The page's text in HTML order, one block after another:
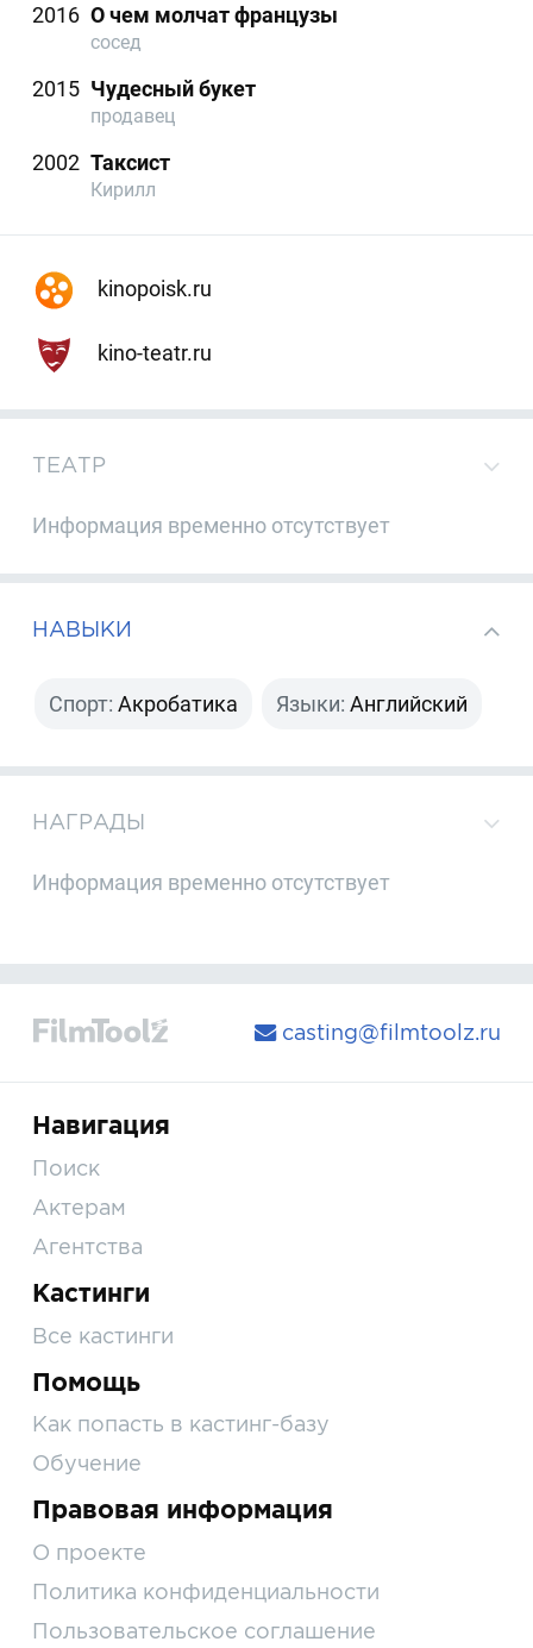
2016 О чем молчат французы
сосед
2015 Чудесный букет
продавец
2002 Таксист
Кирилл
kinopoisk.ru
kino-teatr.ru
ТЕАТР
Информация временно отсутствует
НАВЫКИ
Спорт: Акробатика Языки: Английский
НАГРАДЫ
Информация временно отсутствует
casting@filmtoolz.ru
Навигация
Поиск
Актерам
Агентства
Кастинги
Все кастинги
Помощь
Как попасть в кастинг-базу
Обучение
Правовая информация
О проекте
Политика конфиденциальности
Пользовательское соглашение